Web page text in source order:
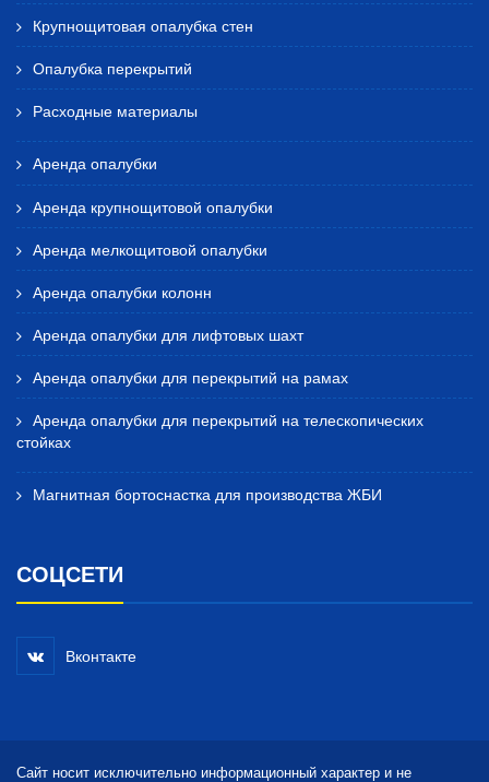
Крупнощитовая опалубка стен
Опалубка перекрытий
Расходные материалы
Аренда опалубки
Аренда крупнощитовой опалубки
Аренда мелкощитовой опалубки
Аренда опалубки колонн
Аренда опалубки для лифтовых шахт
Аренда опалубки для перекрытий на рамах
Аренда опалубки для перекрытий на телескопических
стойках
Магнитная бортоснастка для производства ЖБИ
СОЦСЕТИ
Вконтакте
Сайт носит исключительно информационный характер и не